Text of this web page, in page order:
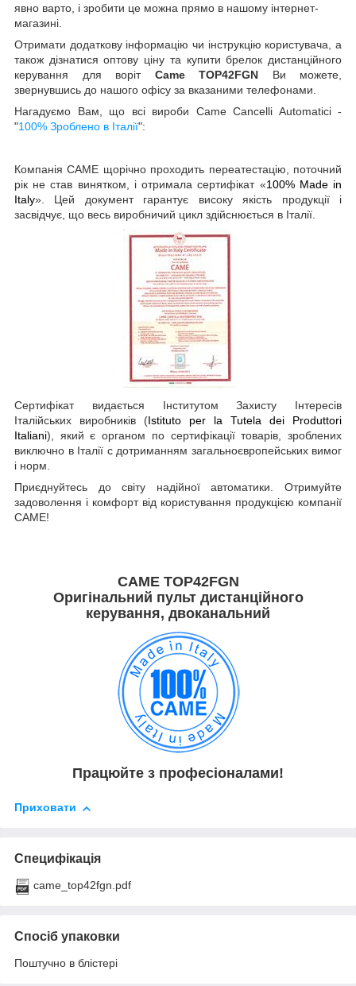
явно варто, і зробити це можна прямо в нашому інтернет-
магазині.
Отримати додаткову інформацію чи інструкцію користувача, а
також дізнатися оптову ціну та купити брелок дистанційного
керування для воріт Came TOP42FGN Ви можете,
звернувшись до нашого офісу за вказаними телефонами.
Нагадуємо Вам, що всі вироби Came Cancelli Automatici -
"100% Зроблено в Італії":
Компанія CAME щорічно проходить переатестацію, поточний
рік не став винятком, і отримала сертифікат «100% Made in
Italy». Цей документ гарантує високу якість продукції і
засвідчує, що весь виробничий цикл здійснюється в Італії.
Сертифікат видається Інститутом Захисту Інтересів
Італійських виробників (Istituto per la Tutela dei Produttori
Italiani), який є органом по сертифікації товарів, зроблених
виключно в Італії c дотриманням загальноєвропейських вимог
і норм.
Приєднуйтесь до світу надійної автоматики. Отримуйте
задоволення і комфорт від користування продукцією компанії
CAME!
CAME TOP42FGN
Оригінальний пульт дистанційного
керування, двоканальний
Працюйте з професіоналами!
Приховати
Специфікація
came_top42fgn.pdf
Спосіб упаковки
Поштучно в блістері